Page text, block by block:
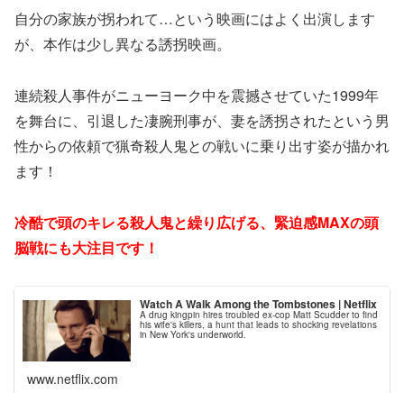
自分の家族が拐われて…という映画にはよく出演します
が、本作は少し異なる誘拐映画。
連続殺人事件がニューヨーク中を震撼させていた1999年
を舞台に、引退した凄腕刑事が、妻を誘拐されたという男
性からの依頼で猟奇殺人鬼との戦いに乗り出す姿が描かれ
ます！
冷酷で頭のキレる殺人鬼と繰り広げる、緊迫感MAXの頭
脳戦にも大注目です！
Watch A Walk Among the Tombstones | Netflix
A drug kingpin hires troubled ex-cop Matt Scudder to find
his wife's killers, a hunt that leads to shocking revelations
in New York's underworld.
www.netflix.com